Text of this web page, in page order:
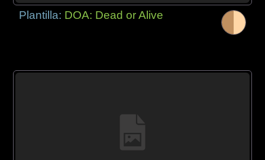
Plantilla: DOA: Dead or Alive